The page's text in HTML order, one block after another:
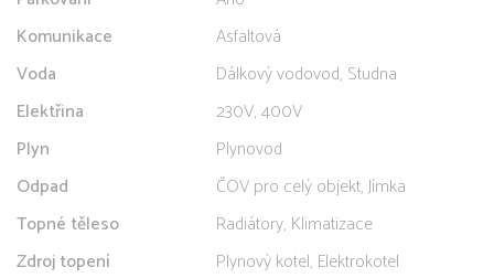
Komunikace
Asfaltová
Voda
Dálkový vodovod, Studna
Elektřina
230V, 400V
Plyn
Plynovod
Odpad
ČOV pro celý objekt, Jímka
Topné těleso
Radiátory, Klimatizace
Zdroj topení
Plynový kotel, Elektrokotel